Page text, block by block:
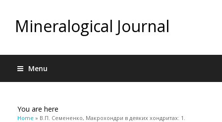
Mineralogical Journal
Menu
You are here
Home » В.П. Семененко, Макрохондри в деяких хондритах: 1.